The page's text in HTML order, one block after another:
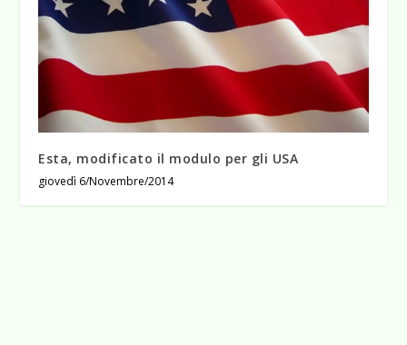
Esta, modificato il modulo per gli USA
giovedì 6/Novembre/2014